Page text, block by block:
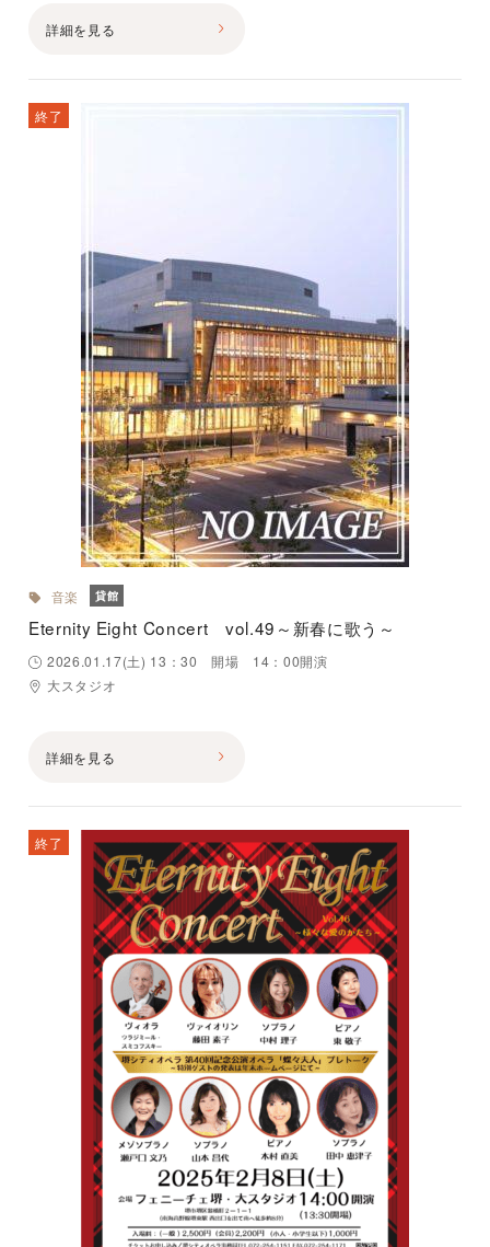
詳細を見る
終了
音楽 貸館
Eternity Eight Concert vol.49～新春に歌う～
2026.01.17(土) 13：30 開場 14：00開演
大スタジオ
詳細を見る
終了